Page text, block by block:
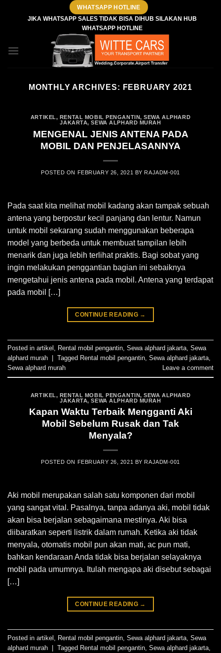
WHATSAPP HOTLINE
JIKA WHATSAPP SALES TIDAK BISA DIHUB SILAKAN HUB
WHATSAPP HOTLINE
MONTHLY ARCHIVES: FEBRUARY 2021
ARTIKEL, RENTAL MOBIL PENGANTIN,SEWA ALPHARD
JAKARTA,SEWA ALPHARD MURAH
MENGENAL JENIS ANTENA PADA
MOBIL DAN PENJELASANNYA
POSTED ON FEBRUARY 26, 2021 BY RAJADM-001
Pada saat kita melihat mobil kadang akan tampak sebuah
antena yang berpostur kecil panjang dan lentur. Namun
untuk mobil sekarang sudah menggunakan beberapa
model yang berbeda untuk membuat tampilan lebih
menarik dan juga lebih terlihat praktis. Bagi sobat yang
ingin melakukan penggantian bagian ini sebaiknya
mengetahui jenis antena pada mobil. Antena yang terdapat
pada mobil […]
CONTINUE READING →
Posted in artikel , Rental mobil pengantin, Sewa alphard jakarta, Sewa
alphard murah
Tagged Rental mobil pengantin, Sewa alphard jakarta,
Sewa alphard murah
Leave a comment
ARTIKEL, RENTAL MOBIL PENGANTIN,SEWA ALPHARD
JAKARTA,SEWA ALPHARD MURAH
Kapan Waktu Terbaik Mengganti Aki
Mobil Sebelum Rusak dan Tak
Menyala?
POSTED ON FEBRUARY 26, 2021 BY RAJADM-001
Aki mobil merupakan salah satu komponen dari mobil
yang sangat vital. Pasalnya, tanpa adanya aki, mobil tidak
akan bisa berjalan sebagaimana mestinya. Aki bisa
diibaratkan seperti listrik dalam rumah. Ketika aki tidak
menyala, otomatis mobil pun akan mati, ac pun mati,
bahkan kendaraan Anda tidak bisa berjalan selayaknya
mobil pada umumnya. Itulah mengapa aki disebut sebagai
[…]
CONTINUE READING →
Posted in artikel Rental mobil pengantin Sewa alphard jakarta Sewa
alphard murah | Tagged Rental mobil pengantin Sewa alphard jakarta